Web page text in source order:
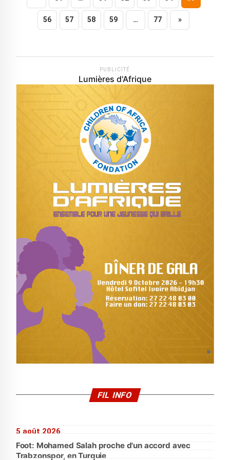
56 57 58 59 … 77 »
PUBLICITÉ
Lumières d'Afrique
FIL INFO
5 août 2026
Foot: Mohamed Salah proche d'un accord avec
Trabzonspor, en Turquie